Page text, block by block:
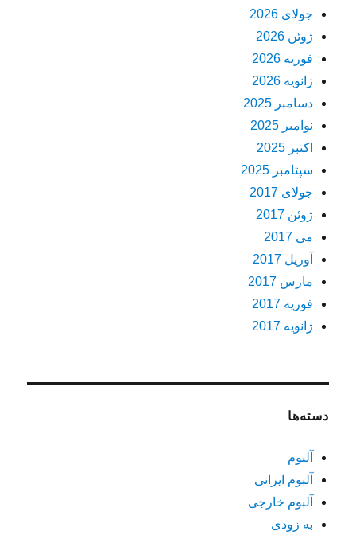
جولای 2026
ژوئن 2026
فوریه 2026
ژانویه 2026
دسامبر 2025
نوامبر 2025
اکتبر 2025
سپتامبر 2025
جولای 2017
ژوئن 2017
می 2017
آوریل 2017
مارس 2017
فوریه 2017
ژانویه 2017
دسته‌ها
آلبوم
آلبوم ایرانی
آلبوم خارجی
به زودی